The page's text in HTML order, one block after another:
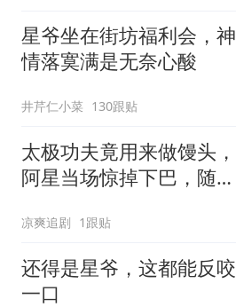
星爷坐在街坊福利会，神
情落寞满是无奈心酸
井芹仁小菜 130跟贴
太极功夫竟用来做馒头，
阿星当场惊掉下巴，随后
凉爽追剧 1跟贴
还得是星爷，这都能反咬
一口